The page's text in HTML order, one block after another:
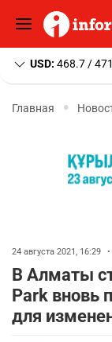
USD: 468.7 /
Главная
24 августа 2021, 16:29 •
В Алматы
Park вновь
для